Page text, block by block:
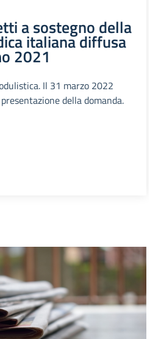
a sostegno della
italiana diffusa
2021
Il 31 marzo 2022
della domanda.